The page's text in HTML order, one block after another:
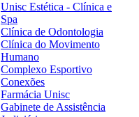
Unisc Estética - Clínica e
Spa
Clínica de Odontologia
Clínica do Movimento
Humano
Complexo Esportivo
Conexões
Farmácia Unisc
Gabinete de Assistência